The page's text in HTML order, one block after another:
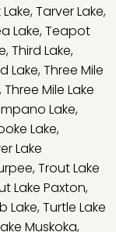
,Tarver Lake,
Lake,Teapot
,Third Lake,
Lake,Three Mile
,Three Mile Lake
Lake,
Lake,
Lake
,Trout Lake
Lake Paxton,
Lake,Turtle Lake
Muskoka,